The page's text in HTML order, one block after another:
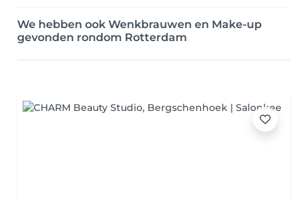
We hebben ook Wenkbrauwen en Make-up
gevonden rondom Rotterdam